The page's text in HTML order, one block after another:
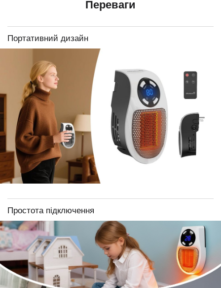
Переваги
Портативний дизайн
Простота підключення